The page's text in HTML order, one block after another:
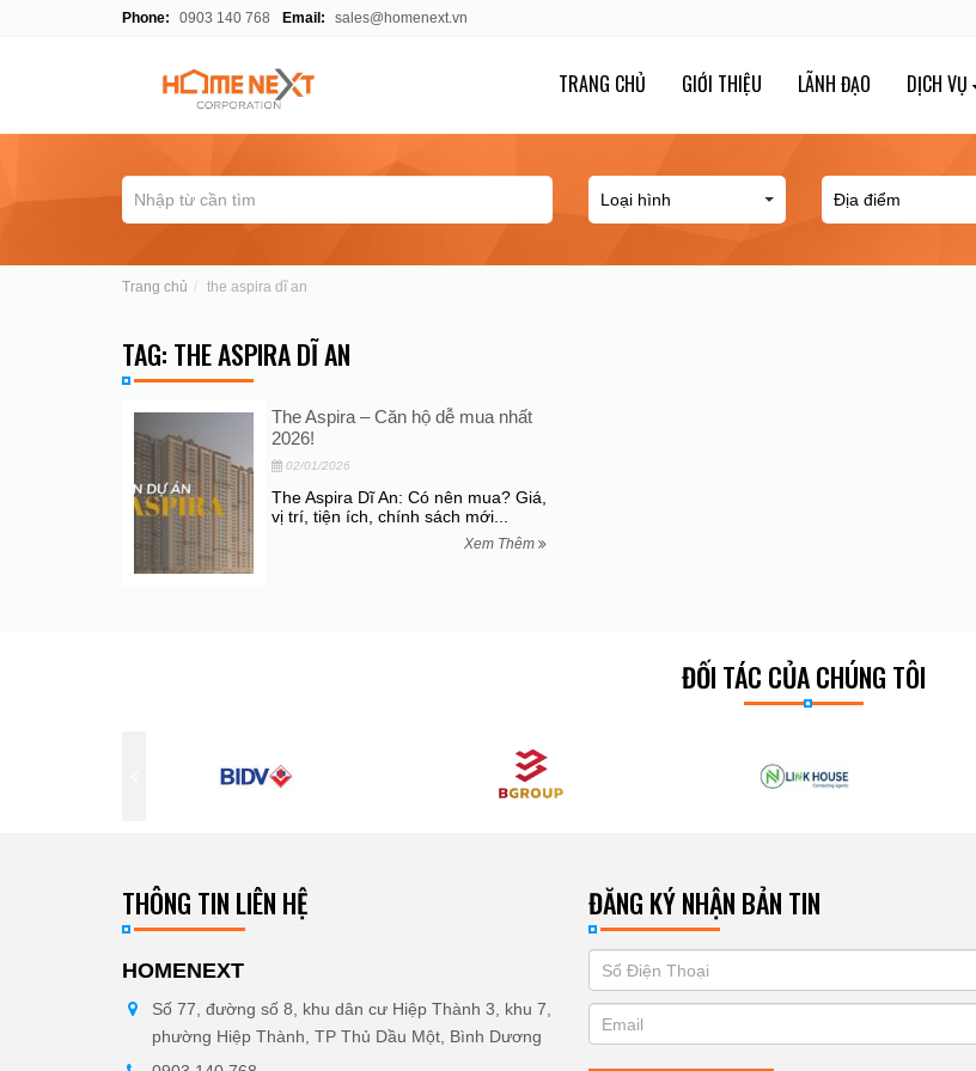
Phone: 0903 140 768 Email: sales@homenext.vn
TRANG CHỦ GIỚI THIỆU LÃNH ĐẠO DỊCH VỤ
Trang chủ the aspira dĩ an
TAG: THE ASPIRA DĨ AN
The Aspira – Căn hộ dễ mua nhất
2026!
02/01/2026
The Aspira Dĩ An: Có nên mua? Giá,
vị trí, tiện ích, chính sách mới...
Xem Thêm
ĐỐI TÁC CỦA CHÚNG TÔI
THÔNG TIN LIÊN HỆ
HOMENEXT
Số 77, đường số 8, khu dân cư Hiệp Thành 3, khu 7,
phường Hiệp Thành, TP Thủ Dầu Một, Bình Dương
ĐĂNG KÝ NHẬN BẢN TIN
ĐĂNG
KÝ
NHẬN
you
are
human,